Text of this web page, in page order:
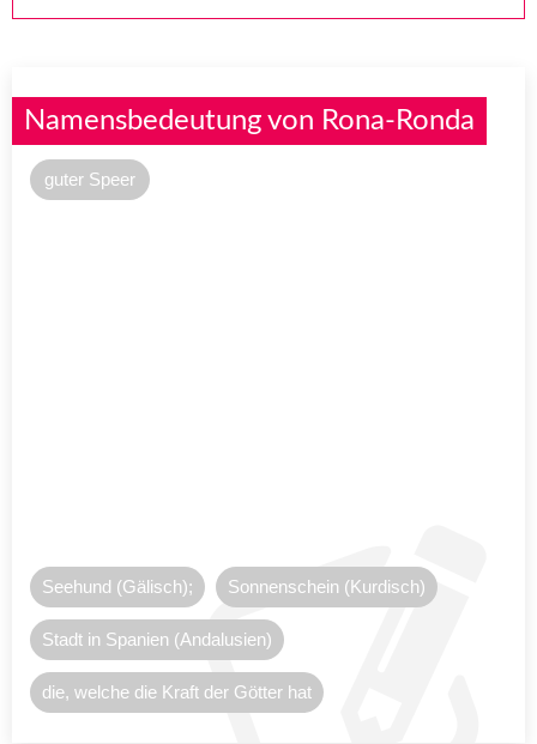
Namensbedeutung von Rona-Ronda
guter Speer
Seehund (Gälisch); Sonnenschein (Kurdisch)
Stadt in Spanien (Andalusien)
die, welche die Kraft der Götter hat